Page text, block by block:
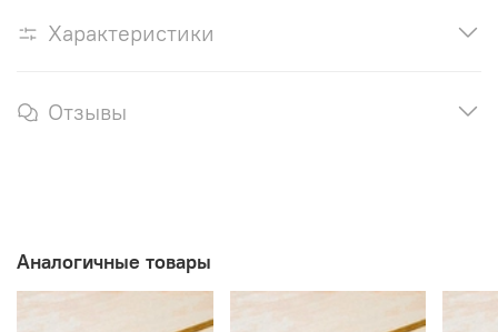
Характеристики
Отзывы
Аналогичные товары